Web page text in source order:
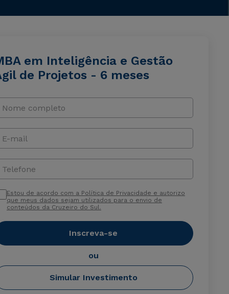
em Inteligência e Gestão
de Projetos - 6 meses
Nome completo
E-mail
Telefone
Estou de acordo com a Política de Privacidade e autorizo
que meus dados sejam utilizados para o envio de
conteúdos da Cruzeiro do Sul.
Inscreva-se
ou
Simular Investimento